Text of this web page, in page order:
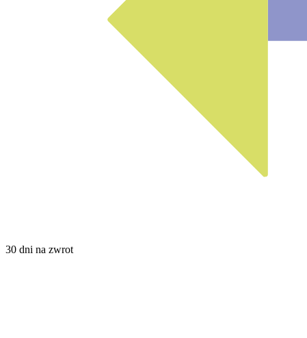
30 dni na zwrot